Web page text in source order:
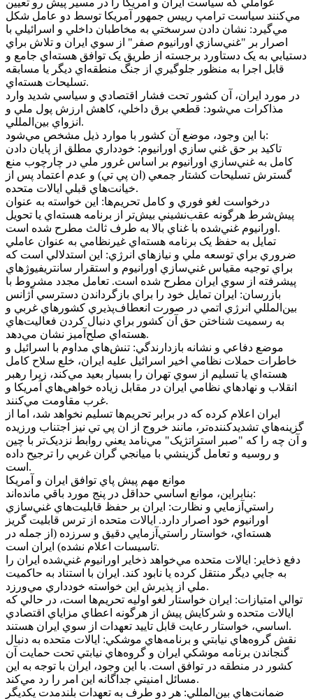
عواملي که سياست ايران و آمريکا را در مسير پيش رو تعيين
مي‌کنند سياست ترامپ رييس جمهور آمريکا توسط دو عامل شکل
مي‌گيرد: نشان دادن سرسختي به مخاطبان داخلي و اسرائيلي با
اصرار بر "غني‌سازي اورانيوم صفر" از سوي ايران و تلاش براي
دستيابي به يک دستاورد برجسته از طريق يک توافق هسته‌اي جامع و
قابل اجرا به منظور جلوگيري از جنگ منطقه‌اي ديگر يا مسابقه
تسليحات هسته‌اي.
در مورد ايران، آن کشور تحت فشار اقتصادي و سياسي شديد وارد
مذاکرات مي‌شود: قطعي برق داخلي، کاهش ارزش پول ملي و
انزواي بين‌المللي.
با اين وجود، موضع آن کشور با موارد ذيل مشخص مي‌شود:
تاکيد بر حق غني سازي اورانيوم: خودداري مطلق از پايان دادن
کامل به غني‌سازي اورانيوم بر اساس غرور ملي در چارچوب منع
گسترش تسليحات کشتار جمعي (ان پي تي) و عدم اعتماد پس از
خيانت‌هاي قبلي ايالات متحده.
درخواست لغو فوري و کامل تحريم‌ها: اين خواسته به عنوان
پيش‌شرط هرگونه عقب‌نشيني بيش‌تر از برنامه هسته‌اي يا تحويل
اورانيوم غني‌شده با غناي بالا به طرف ثالث مطرح شده است.
تمايل به حفظ يک برنامه هسته‌اي غيرنظامي به عنوان عاملي
ضروري براي توسعه ملي و نياز‌هاي انرژي: اين استدلالي است که
براي توجيه مقياس غني‌سازي اورانيوم و استقرار سانتريفيوژ‌هاي
پيشرفته از سوي ايران مطرح شده است. تعامل مجدد مشروط با
بازرسان: ايران تمايل خود را براي بازگرداندن دسترسي آژانس
بين‌المللي انرژي اتمي در صورت انعطاف‌پذيري کشور‌هاي غربي و
به رسميت شناختن حق آن کشور براي دنبال کردن فعاليت‌هاي
هسته‌اي صلح‌آميز نشان مي‌دهد.
موضع دفاعي و نشانه بازدارندگي: تنش‌هاي مداوم با اسرائيل و
خاطرات حملات نظامي اخير اسرائيل عليه ايران، خلع سلاح کامل
هسته‌اي يا تسليم از سوي تهران را بسيار بعيد مي‌کند، زيرا رهبر
انقلاب و نهاد‌هاي نظامي ايران در مقابل زياده خواهي‌هاي آمريکا و
غرب مقاومت مي‌کنند.
ايران اعلام کرده که در برابر تحريم‌ها تسليم نخواهد شد، اما از
گزينه‌هاي تشديدکننده‌تر، مانند خروج از ان پي تي نيز اجتناب ورزيده
و آن چه را که "صبر استراتژيک" مي‌نامد يعني روابط نزديک‌تر با چين
و روسيه و تعامل گزينشي با ميانجي گران غربي را ترجيح داده
است.
موانع مهم پيش پاي توافق ايران و آمريکا
بنابراين، موانع اساسي حداقل در پنج مورد باقي مانده‌اند:
راستي‌آزمايي و نظارت: ايران بر حفظ قابليت‌هاي غني‌سازي
اورانيوم خود اصرار دارد. ايالات متحده از ترس قابليت گريز
هسته‌اي، خواستار راستي‌آزمايي دقيق و سرزده (از جمله در
تاسيسات اعلام نشده) ايران است.
دفع ذخاير: ايالات متحده مي‌خواهد ذخاير اورانيوم غني‌شده ايران را
به جايي ديگر منتقل کرده يا نابود کند. ايران با استناد به حاکميت
ملي از پذيرش اين خواسته خودداري مي‌ورزد.
توالي امتيازات: ايران خواستار لغو اوليه تحريم‌ها است، در حالي که
ايالات متحده و شرکايش پيش از هرگونه اعطاي مزاياي اقتصادي
اساسي، خواستار رعايت قابل تاييد تعهدات از سوي ايران هستند.
نقش گروه‌هاي نيابتي و برنامه‌هاي موشکي: ايالات متحده به دنبال
گنجاندن برنامه موشکي ايران و گروه‌هاي نيابتي تحت حمايت آن
کشور در منطقه در توافق است. با اين وجود، ايران با توجه به اين
مسائل امنيتي جداگانه اين امر را رد مي‌کند.
ضمانت‌هاي بين‌المللي: هر دو طرف به تعهدات بلندمدت يکديگر